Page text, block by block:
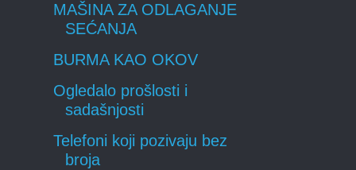
MAŠINA ZA ODLAGANJE
SEĆANJA
BURMA KAO OKOV
Ogledalo prošlosti i
sadašnjosti
Telefoni koji pozivaju bez
broja